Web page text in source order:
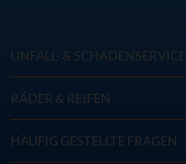
UNFALL- & SCHADENSERVICE
RÄDER & REIFEN
HÄUFIG GESTELLTE FRAGEN